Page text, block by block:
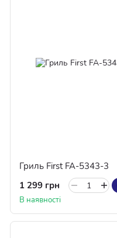
Гриль First FA-5343-3
1 299 грн
В наявності